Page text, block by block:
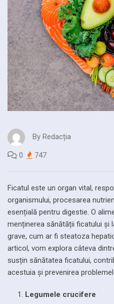
By Redacția
0 747
Ficatul este un organ vital,
organismului, procesarea
esențială pentru digestie. O
menținerea sănătății ficatului și
grave, cum ar fi steatoza
articol, vom explora câteva
susțin sănătatea ficatului,
acestuia și prevenirea
Legumele crucifere